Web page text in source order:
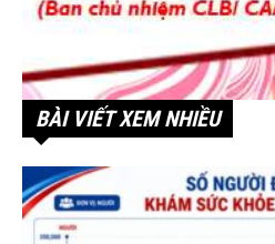
BÀI VIẾT XEM NHIỀU